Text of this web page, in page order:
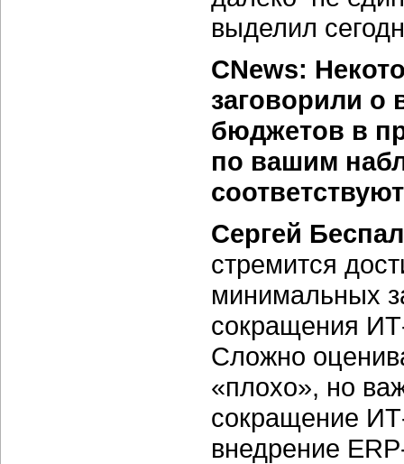
выделил
CNews:
заговорили
бюджетов в
по вашим
Сергей
стремится
минимальных
сокращения
Сложно
«плохо», но
сокращение
внедрение